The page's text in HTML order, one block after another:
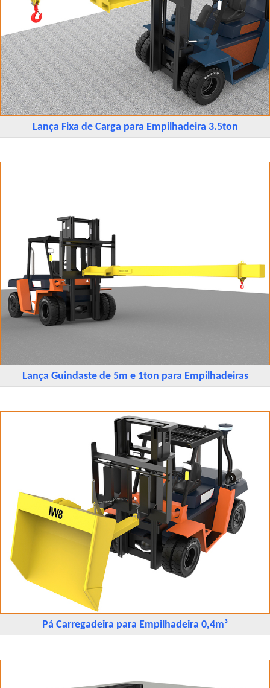
Lança Fixa de Carga para Empilhadeira 3.5ton
Lança Guindaste de 5m e 1ton para Empilhadeiras
Pá Carregadeira para Empilhadeira 0,4m³